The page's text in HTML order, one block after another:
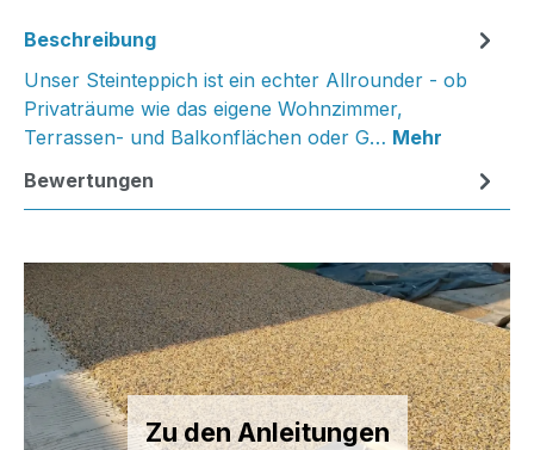
Beschreibung
Unser Steinteppich ist ein echter Allrounder - ob
Privaträume wie das eigene Wohnzimmer,
Terrassen- und Balkonflächen oder G… Mehr
Bewertungen
Zu den Anleitungen